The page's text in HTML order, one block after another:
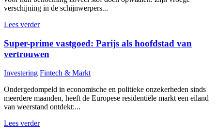
verschijning in de schijnwerpers...
Lees verder
Super-prime vastgoed: Parijs als hoofdstad van
vertrouwen
Investering Fintech & Markt
Ondergedompeld in economische en politieke onzekerheden sinds
meerdere maanden, heeft de Europese residentiële markt een eiland
van weerstand ontdekt:...
Lees verder